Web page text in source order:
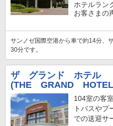
ホテルラン
お客さまの
サンノゼ国際空港から車で約14分、
30分です。
ザ グランド ホテル
(THE GRAND
104室の客
トバスやプ
での送迎サ